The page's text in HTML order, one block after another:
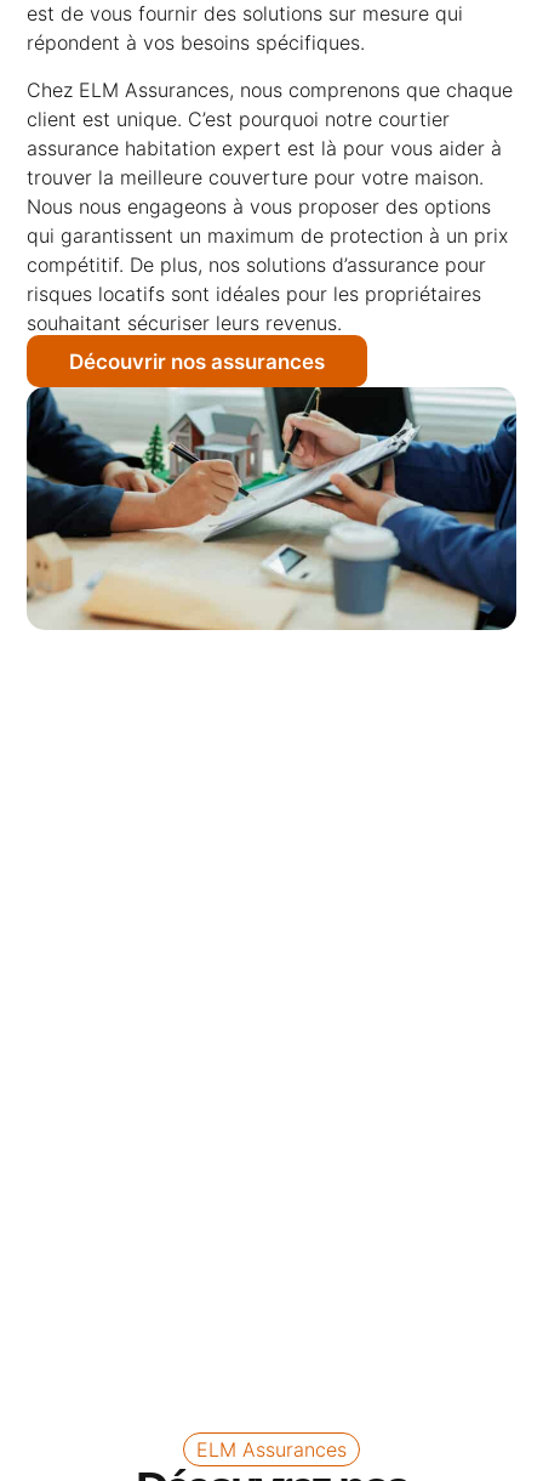
est de vous fournir des solutions sur mesure qui
répondent à vos besoins spécifiques.
Chez ELM Assurances, nous comprenons que chaque
client est unique. C’est pourquoi notre courtier
assurance habitation expert est là pour vous aider à
trouver la meilleure couverture pour votre maison.
Nous nous engageons à vous proposer des options
qui garantissent un maximum de protection à un prix
compétitif. De plus, nos solutions d’assurance pour
risques locatifs sont idéales pour les propriétaires
souhaitant sécuriser leurs revenus.
Découvrir nos assurances
ELM Assurances